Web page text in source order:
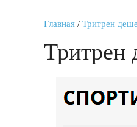
Главная / Тритрен
Тритрен